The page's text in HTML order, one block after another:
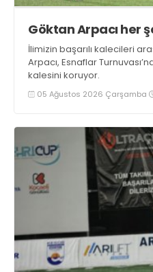
Göktan Arpacı her
İlimizin başarılı kalecileri
Arpacı, Esnaflar
kalesini koruyor.
05 Ağustos 2026 Çarşamba